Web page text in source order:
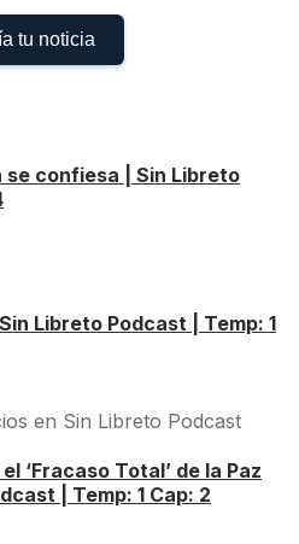
tu noticia
se confiesa | Sin Libreto
Libreto Podcast | Temp: 1
‘Fracaso Total’ de la Paz
| Temp: 1 Cap: 2